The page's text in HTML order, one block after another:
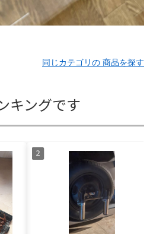
同じカテゴリの 商品を探す
キングです